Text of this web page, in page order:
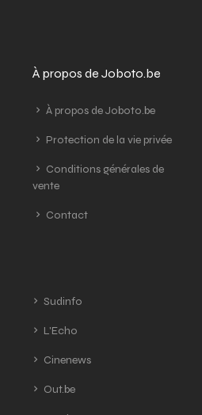
À propos de Joboto.be
À propos de Joboto.be
Protection de la vie privée
Conditions générales de
vente
Contact
Sudinfo
L'Echo
Cinenews
Out.be